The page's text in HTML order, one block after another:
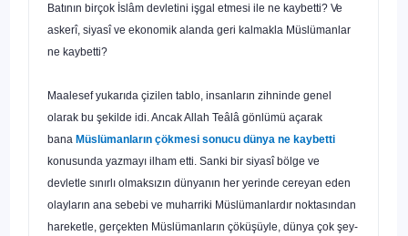
Batının birçok İslâm devletini işgal etmesi ile ne kaybetti? Ve
askerî, siyasî ve ekonomik alanda geri kalmakla Müslümanlar
ne kaybetti?
Maalesef yukarıda çizilen tablo, insanların zihninde genel
olarak bu şekilde idi. Ancak Allah Teâlâ gönlümü açarak
bana Müslümanların çökmesi sonucu dünya ne kaybetti
konu­sunda yazmayı ilham etti. Sanki bir siyasî bölge ve
devletle sınırlı olmaksızın dünyanın her yerinde cereyan eden
olayla­rın ana sebebi ve muharriki Müslümanlardır noktasından
ha­reketle, gerçekten Müslümanların çöküşüyle, dünya çok şey­